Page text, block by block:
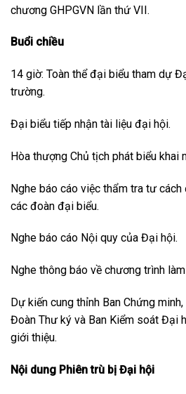
chương GHPGVN lần thứ VII.
Buổi chiều
14 giờ: Toàn thể đại biểu tham dự
trường.
Đại biểu tiếp nhận tài liệu đại hội.
Hòa thượng Chủ tịch phát biểu khai
Nghe báo cáo việc thẩm tra tư
các đoàn đại biểu.
Nghe báo cáo Nội quy của Đại hội.
Nghe thông báo về chương trình
Dự kiến cung thỉnh Ban Chứng
Đoàn Thư ký và Ban Kiểm soát Đại
giới thiệu.
Nội dung Phiên trù bị Đại hội